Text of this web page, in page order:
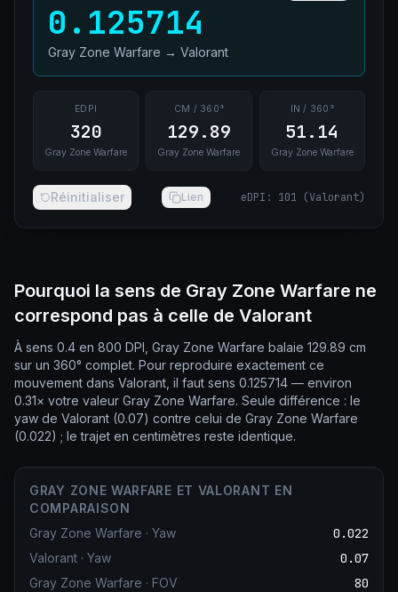
0.125714
Gray Zone Warfare → Valorant
EDPI
320
Gray Zone Warfare
CM / 360°
129.89
Gray Zone Warfare
IN / 360°
51.14
Gray Zone Warfare
Réinitialiser Lien eDPI : 101 (Valorant)
Pourquoi la sens de Gray Zone Warfare ne
correspond pas à celle de Valorant
À sens 0.4 en 800 DPI, Gray Zone Warfare balaie 129.89 cm
sur un 360° complet. Pour reproduire exactement ce
mouvement dans Valorant, il faut sens 0.125714 — environ
0.31× votre valeur Gray Zone Warfare. Seule différence : le
yaw de Valorant (0.07) contre celui de Gray Zone Warfare
(0.022) ; le trajet en centimètres reste identique.
GRAY ZONE WARFARE ET VALORANT EN
COMPARAISON
Gray Zone Warfare · Yaw 0.022
Valorant · Yaw 0.07
Gray Zone Warfare · FOV
80